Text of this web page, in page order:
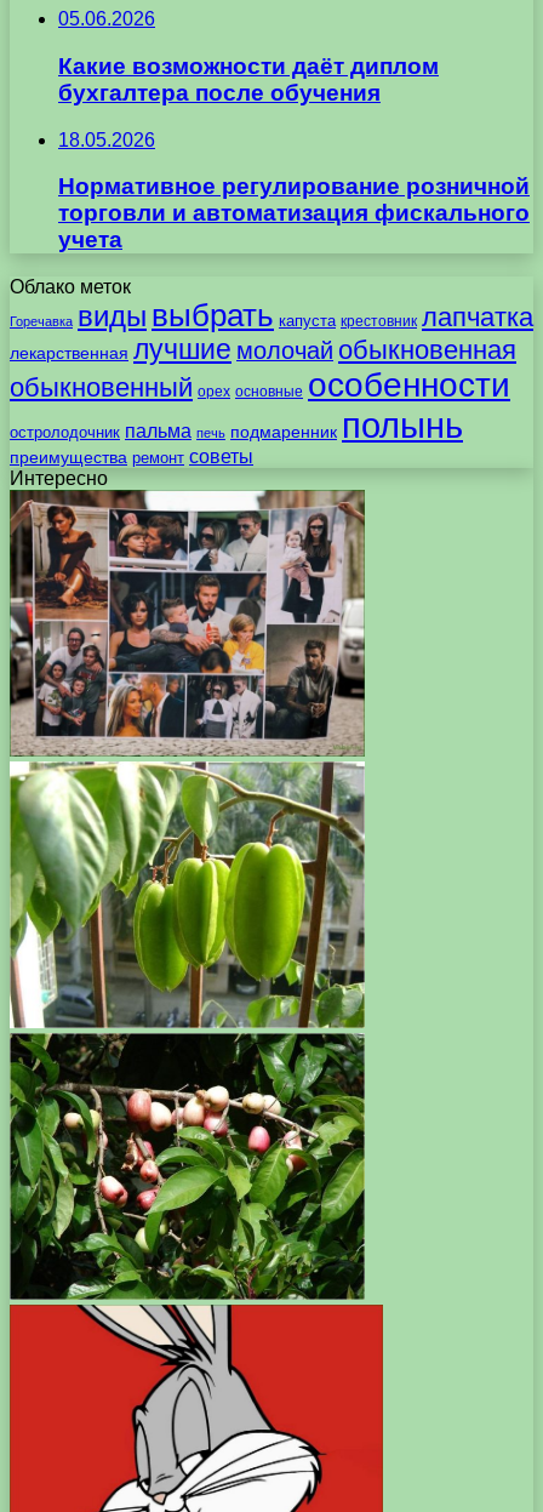
05.06.2026
Какие возможности даёт диплом
бухгалтера после обучения
18.05.2026
Нормативное регулирование розничной
торговли и автоматизация фискального
учета
Облако меток
Горечавка виды выбрать капуста крестовник лапчатка
лекарственная лучшие молочай обыкновенная
обыкновенный орех основные особенности
остролодочник пальма печь подмаренник полынь
преимущества ремонт советы
Интересно